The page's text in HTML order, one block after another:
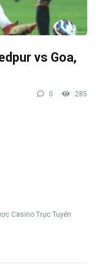
vs Goa,
0 285
Casino Trực Tuyến